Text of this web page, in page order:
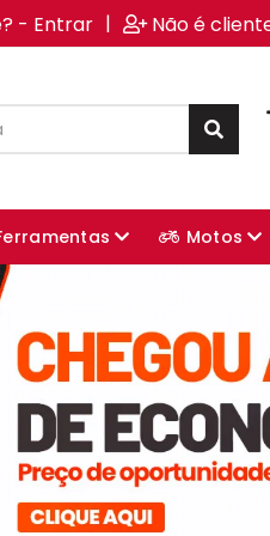
- Entrar | Não é
Motos